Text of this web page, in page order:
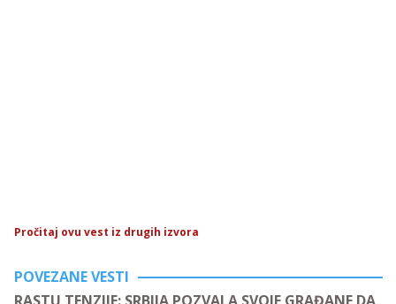
Pročitaj ovu vest iz drugih izvora
POVEZANE VESTI